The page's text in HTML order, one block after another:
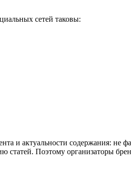
сетей таковы:
и актуальности содержания: не
статей. Поэтому организаторы